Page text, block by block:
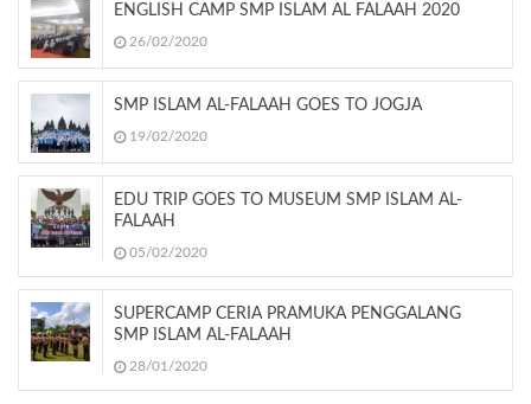
ENGLISH CAMP SMP ISLAM AL FALAAH 2020
26/02/2020
SMP ISLAM AL-FALAAH GOES TO JOGJA
19/02/2020
EDU TRIP GOES TO MUSEUM SMP ISLAM AL-
FALAAH
05/02/2020
SUPERCAMP CERIA PRAMUKA PENGGALANG
SMP ISLAM AL-FALAAH
28/01/2020